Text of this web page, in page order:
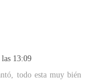
13:09
todo esta muy bién